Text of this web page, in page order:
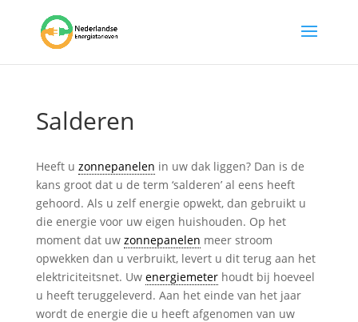
Salderen
Heeft u zonnepanelen in uw dak liggen? Dan is de
kans groot dat u de term ‘salderen’ al eens heeft
gehoord. Als u zelf energie opwekt, dan gebruikt u
die energie voor uw eigen huishouden. Op het
moment dat uw zonnepanelen meer stroom
opwekken dan u verbruikt, levert u dit terug aan het
elektriciteitsnet. Uw energiemeterhoudt bij hoeveel
u heeft teruggeleverd. Aan het einde van het jaar
wordt de energie die u heeft afgenomen van uw